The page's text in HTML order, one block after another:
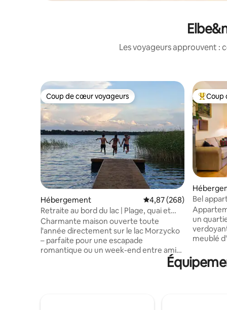
Les voyageurs approuvent :
Coup de cœur voyageurs
Coup de cœur voyageurs
Hébergement Évaluation moyenne
4,87 (268)
Retraite au bord du lac | Plage, quai et
bateau à rames
Charmante maison ouverte toute
l'année directement sur le lac Morzycko
– parfaite pour une escapade
romantique ou un week-end entre amis
autour du barbecue. Entièrement équipé
et chauffé, offrant un confort en toute
Coups
Coup
Bel
parking,
un
meublé
devant la
Cuisine